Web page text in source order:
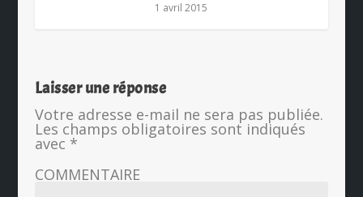
1 avril 2015
Laisser une réponse
Votre adresse e-mail ne sera pas publiée.
Les champs obligatoires sont indiqués
avec *
COMMENTAIRE